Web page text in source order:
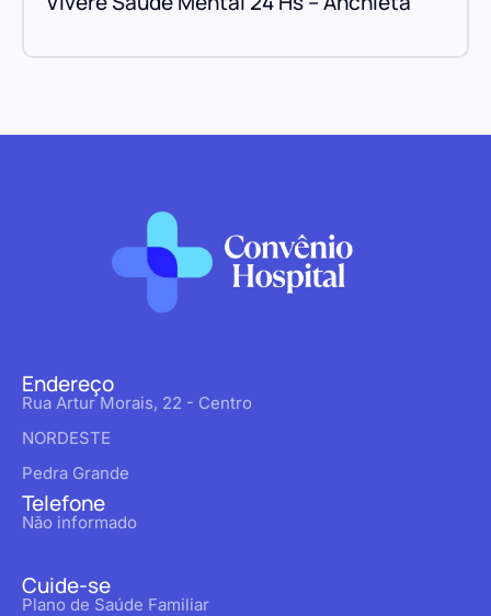
Endereço
Rua Artur Morais, 22 - Centro
NORDESTE
Pedra Grande
Telefone
Não informado
Cuide-se
Plano de Saúde Familiar